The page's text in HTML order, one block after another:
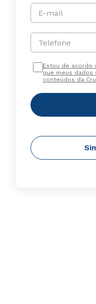
E-mail
Telefone
Estou de acordo
que meus dados
conteúdos da